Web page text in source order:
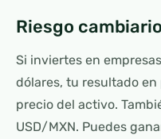
Riesgo cambiario
Si inviertes en
dólares, tu resultado en
precio del activo.
USD/MXN. Puedes